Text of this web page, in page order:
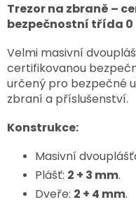
Trezor na zbraně –
bezpečnostní třída 0
Velmi masivní
certifikovanou
určený pro bezpečné
zbraní a příslušenství.
Konstrukce:
Masivní
Plášť: 2 + 3 mm.
Dveře: 2 + 4 mm.